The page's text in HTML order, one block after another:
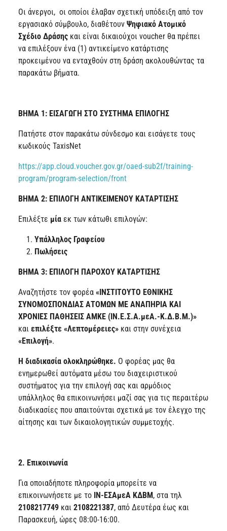
Οι άνεργοι, οι οποίοι έλαβαν σχετική υπόδειξη από τον
εργασιακό σύμβουλο, διαθέτουν Ψηφιακό Ατομικό
Σχέδιο Δράσης και είναι δικαιούχοι voucher θα πρέπει
να επιλέξουν ένα (1) αντικείμενο κατάρτισης
προκειμένου να ενταχθούν στη δράση ακολουθώντας τα
παρακάτω βήματα.
ΒΗΜΑ 1: ΕΙΣΑΓΩΓΗ ΣΤΟ ΣΥΣΤΗΜΑ ΕΠΙΛΟΓΗΣ
Πατήστε στον παρακάτω σύνδεσμο και εισάγετε τους
κωδικούς TaxisNet
https://app.cloud.voucher.gov.gr/oaed-sub2f/training-
program/program-selection/front
ΒΗΜΑ 2: ΕΠΙΛΟΓΗ ΑΝΤΙΚΕΙΜΕΝΟΥ ΚΑΤΑΡΤΙΣΗΣ
Επιλέξτε μία εκ των κάτωθι επιλογών:
Υπάλληλος Γραφείου
Πωλήσεις
ΒΗΜΑ 3: ΕΠΙΛΟΓΗ ΠΑΡΟΧΟΥ ΚΑΤΑΡΤΙΣΗΣ
Αναζητήστε τον φορέα «ΙΝΣΤΙΤΟΥΤΟ ΕΘΝΙΚΗΣ
ΣΥΝΟΜΟΣΠΟΝΔΙΑΣ ΑΤΟΜΩΝ ΜΕ ΑΝΑΠΗΡΙΑ ΚΑΙ
ΧΡΟΝΙΕΣ ΠΑΘΗΣΕΙΣ ΑΜΚΕ (ΙΝ.Ε.Σ.Α.μεΑ.-Κ.Δ.Β.Μ.)»
και επιλέξτε «Λεπτομέρειες» και στην συνέχεια
«Επιλογή».
Η διαδικασία ολοκληρώθηκε. Ο φορέας μας θα
ενημερωθεί αυτόματα μέσω του διαχειριστικού
συστήματος για την επιλογή σας και αρμόδιος
υπάλληλος θα επικοινωνήσει μαζί σας για τις περαιτέρω
διαδικασίες που απαιτούνται σχετικά με τον έλεγχο της
αίτησης και των δικαιολογητικών συμμετοχής.
2. Επικοινωνία
Για οποιαδήποτε πληροφορία μπορείτε να
επικοινωνήσετε με το ΙΝ-ΕΣΑμεΑ ΚΔΒΜ, στα τηλ
2108217749 και 2108221387, από Δευτέρα έως και
Παρασκευή, ώρες 08:00-16:00.